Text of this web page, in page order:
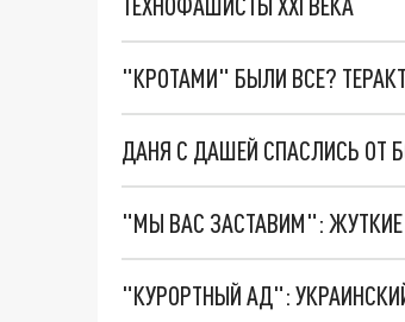
"КРОТАМИ" БЫЛИ ВСЕ?
ДАНЯ С ДАШЕЙ СПАСЛИСЬ ОТ
"КУРОРТНЫЙ АД":